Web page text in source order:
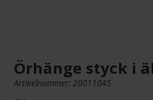
Örhänge styck i
Artikelnummer: 20011045